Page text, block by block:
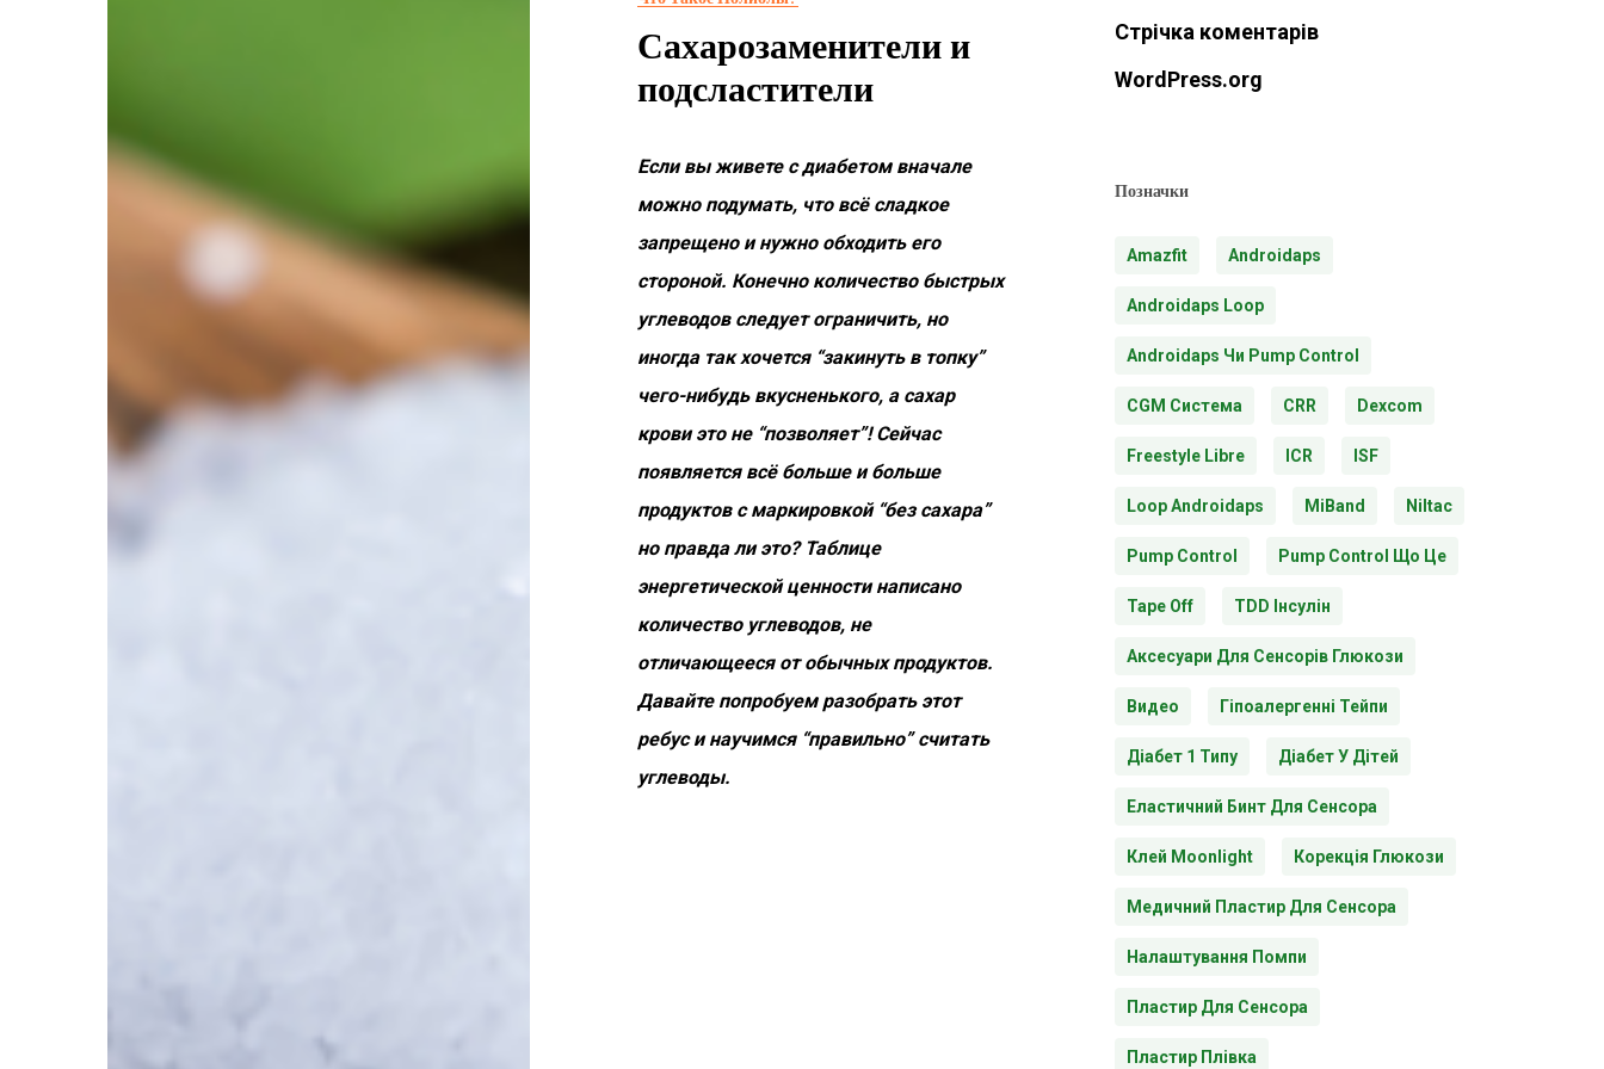
Сахарозаменители и
подсластители
Если вы живете с диабетом вначале
можно подумать, что всё сладкое
запрещено и нужно обходить его
стороной. Конечно количество быстрых
углеводов следует ограничить, но
иногда так хочется “закинуть в топку”
чего-нибудь вкусненького, а сахар
крови это не “позволяет”! Сейчас
появляется всё больше и больше
продуктов с маркировкой “без сахара”
но правда ли это? Таблице
энергетической ценности написано
количество углеводов, не
отличающееся от обычных продуктов.
Давайте попробуем разобрать этот
ребус и научимся “правильно” считать
углеводы.
Стрічка коментарів
WordPress.org
Позначки
Amazfit Androidaps
Androidaps Loop
Androidaps Чи Pump Control
CGM Система CRR Dexcom
Freestyle Libre ICR ISF
Loop Androidaps MiBand Niltac
Pump Control Pump Control Що Це
Tape Off TDD Інсулін
Аксесуари Для Сенсорів Глюкози
Видео Гіпоалергенні Тейпи
Діабет 1 Типу Діабет У Дітей
Еластичний Бинт Для Сенсора
Клей Moonlight Корекція Глюкози
Медичний Пластир Для Сенсора
Налаштування Помпи
Пластир Для Сенсора
Пластир Плівка